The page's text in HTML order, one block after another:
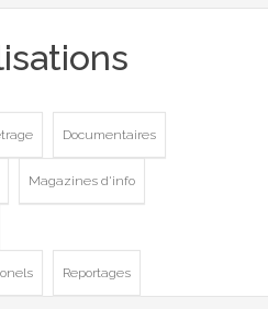
Documentaires
Magazines d'info
Reportages